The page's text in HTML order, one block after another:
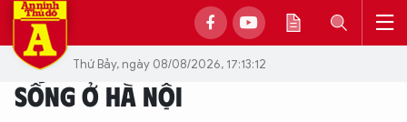
Thứ Bảy, ngày 08/08/2026, 17:13:12
SỐNG Ở HÀ NỘI